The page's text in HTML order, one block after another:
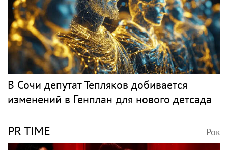
В Сочи депутат Тепляков добивается
изменений в Генплан для нового детсада
PR TIME Рок